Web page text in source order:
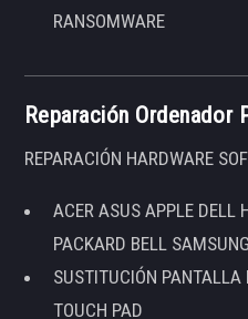
RANSOMWARE
Reparación Ordenador
REPARACIÓN HARDWARE
ACER ASUS APPLE DELL
PACKARD BELL
SUSTITUCIÓN PANTALLA
TOUCH PAD